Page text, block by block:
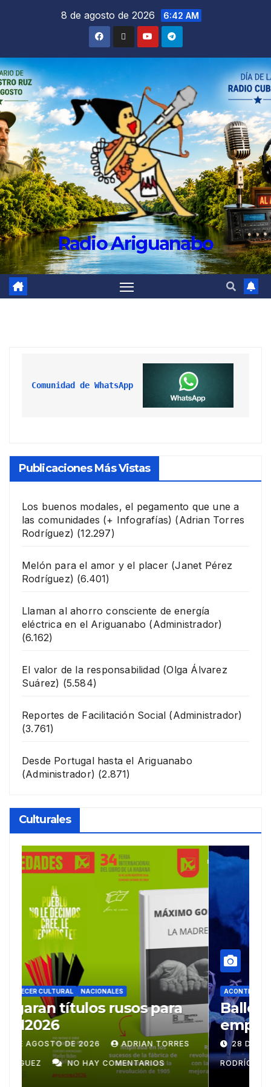
8 de agosto de 2026 6:42 AM
Radio Ariguanabo
Comunidad de WhatsApp
Publicaciones Más Vistas
Los buenos modales, el pegamento que une a
las comunidades (+ Infografías) (Adrian Torres
Rodríguez) (12.297)
Melón para el amor y el placer (Janet Pérez
Rodríguez) (6.401)
Llaman al ahorro consciente de energía
eléctrica en el Ariguanabo (Administrador)
(6.162)
El valor de la responsabilidad (Olga Álvarez
Suárez) (5.584)
Reportes de Facilitación Social (Administrador)
(3.761)
Desde Portugal hasta el Ariguanabo
(Administrador) (2.871)
Culturales
ACONTECER CULTURAL
Ballet Laura Alonso
emprende gira
centroamericana
28 DE JULIO DE 2026 ADRIAN TORRES
RODRÍGUEZ NO HAY COMENTARIOS